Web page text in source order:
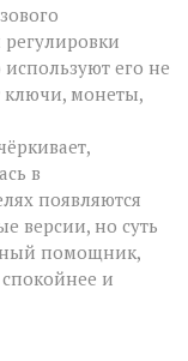
его не
ключи, монеты,
в
появляются
версии, но суть
помощник,
и